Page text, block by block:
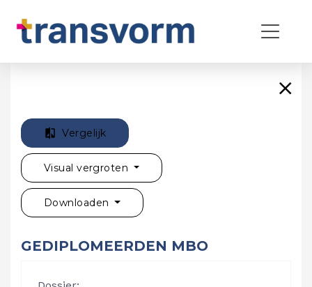
Vergelijk
Visual vergroten
Downloaden
GEDIPLOMEERDEN MBO